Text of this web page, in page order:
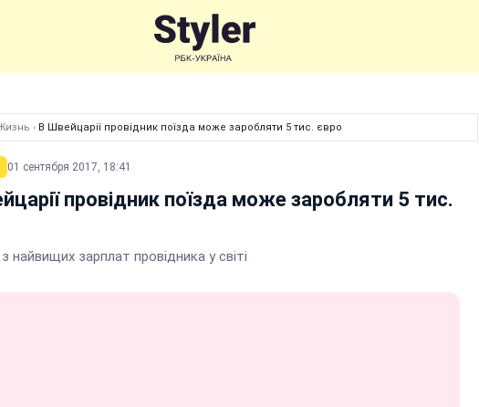
› В Швейцарії провідник поїзда може заробляти 5 тис. євро
01 сентября 2017, 18:41
провідник поїзда може заробляти 5 тис.
найвищих зарплат провідника у світі